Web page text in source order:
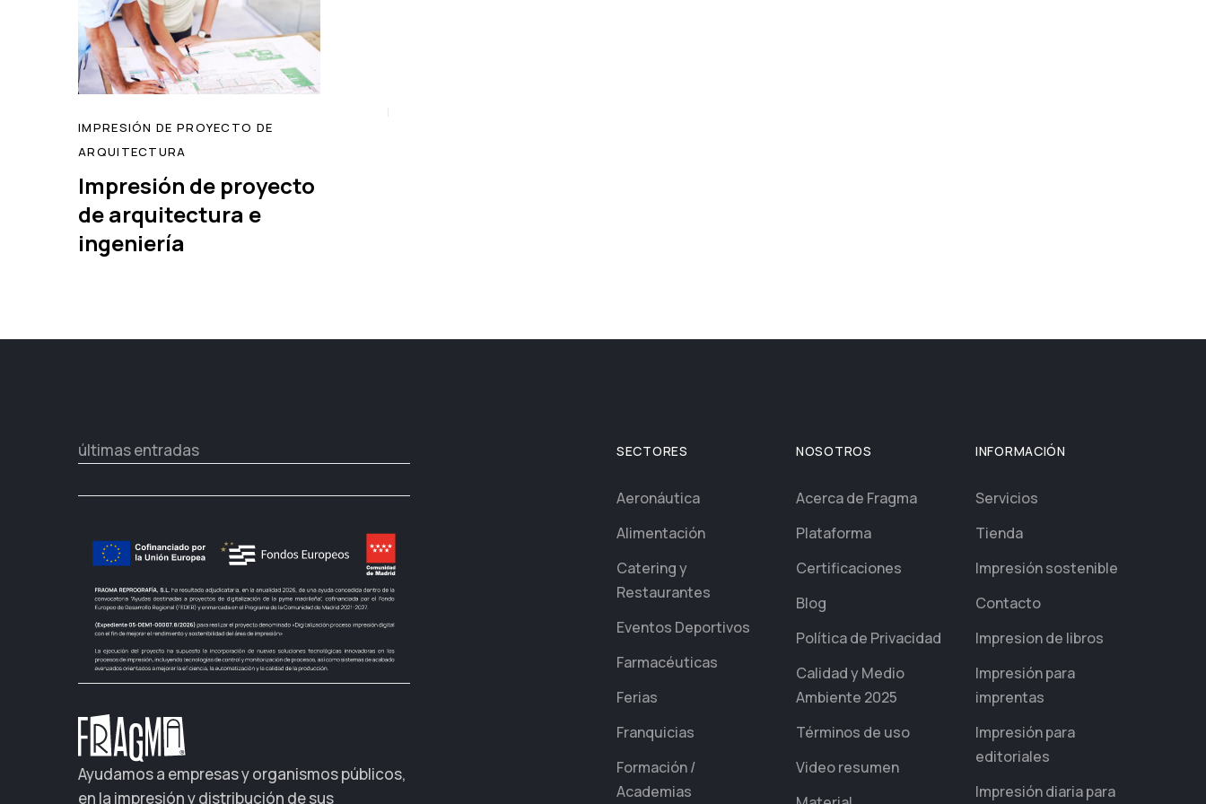
IMPRESIÓN DE PROYECTO DE
ARQUITECTURA
Impresión de proyecto
de arquitectura e
ingeniería
últimas entradas
Ayudamos a empresas y organismos públicos,
en la impresión y distribución de sus
SECTORES
Aeronáutica
Alimentación
Catering y
Restaurantes
Eventos Deportivos
Farmacéuticas
Ferias
Franquicias
Formación /
Academias
NOSOTROS
Acerca de Fragma
Plataforma
Certificaciones
Blog
Política de Privacidad
Calidad y Medio
Ambiente 2025
Términos de uso
Video resumen
INFORMACIÓN
Servicios
Tienda
Impresión sostenible
Contacto
Impresion de libros
Impresión para
imprentas
Impresión para
editoriales
Impresión diaria para